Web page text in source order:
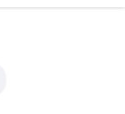
ड्रिलिंग के लिए बुना